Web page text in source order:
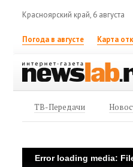
Красноярский край, 6 августа
Погода в августе Карта
ТВ-Передачи
Error loading media: